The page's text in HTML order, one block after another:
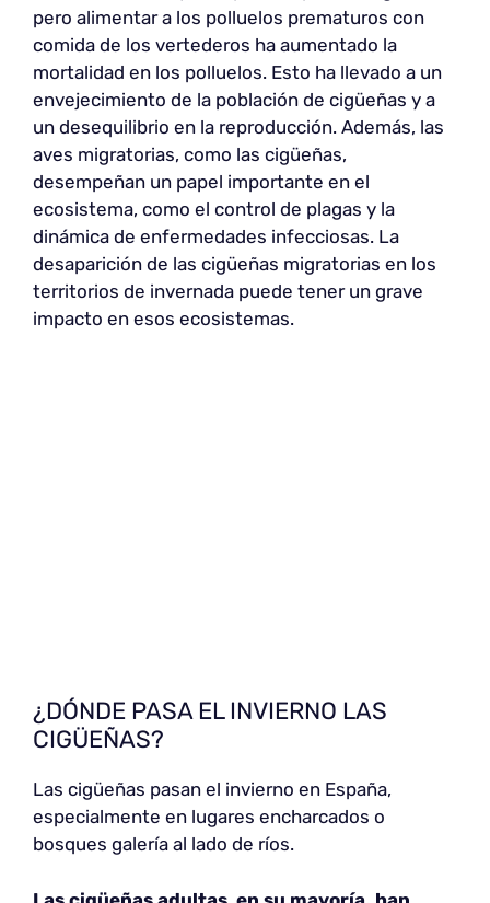
pero alimentar a los polluelos prematuros con
comida de los vertederos ha aumentado la
mortalidad en los polluelos. Esto ha llevado a un
envejecimiento de la población de cigüeñas y a
un desequilibrio en la reproducción. Además, las
aves migratorias, como las cigüeñas,
desempeñan un papel importante en el
ecosistema, como el control de plagas y la
dinámica de enfermedades infecciosas. La
desaparición de las cigüeñas migratorias en los
territorios de invernada puede tener un grave
impacto en esos ecosistemas.
¿DÓNDE PASA EL INVIERNO LAS
CIGÜEÑAS?
Las cigüeñas pasan el invierno en España,
especialmente en lugares encharcados o
bosques galería al lado de ríos.